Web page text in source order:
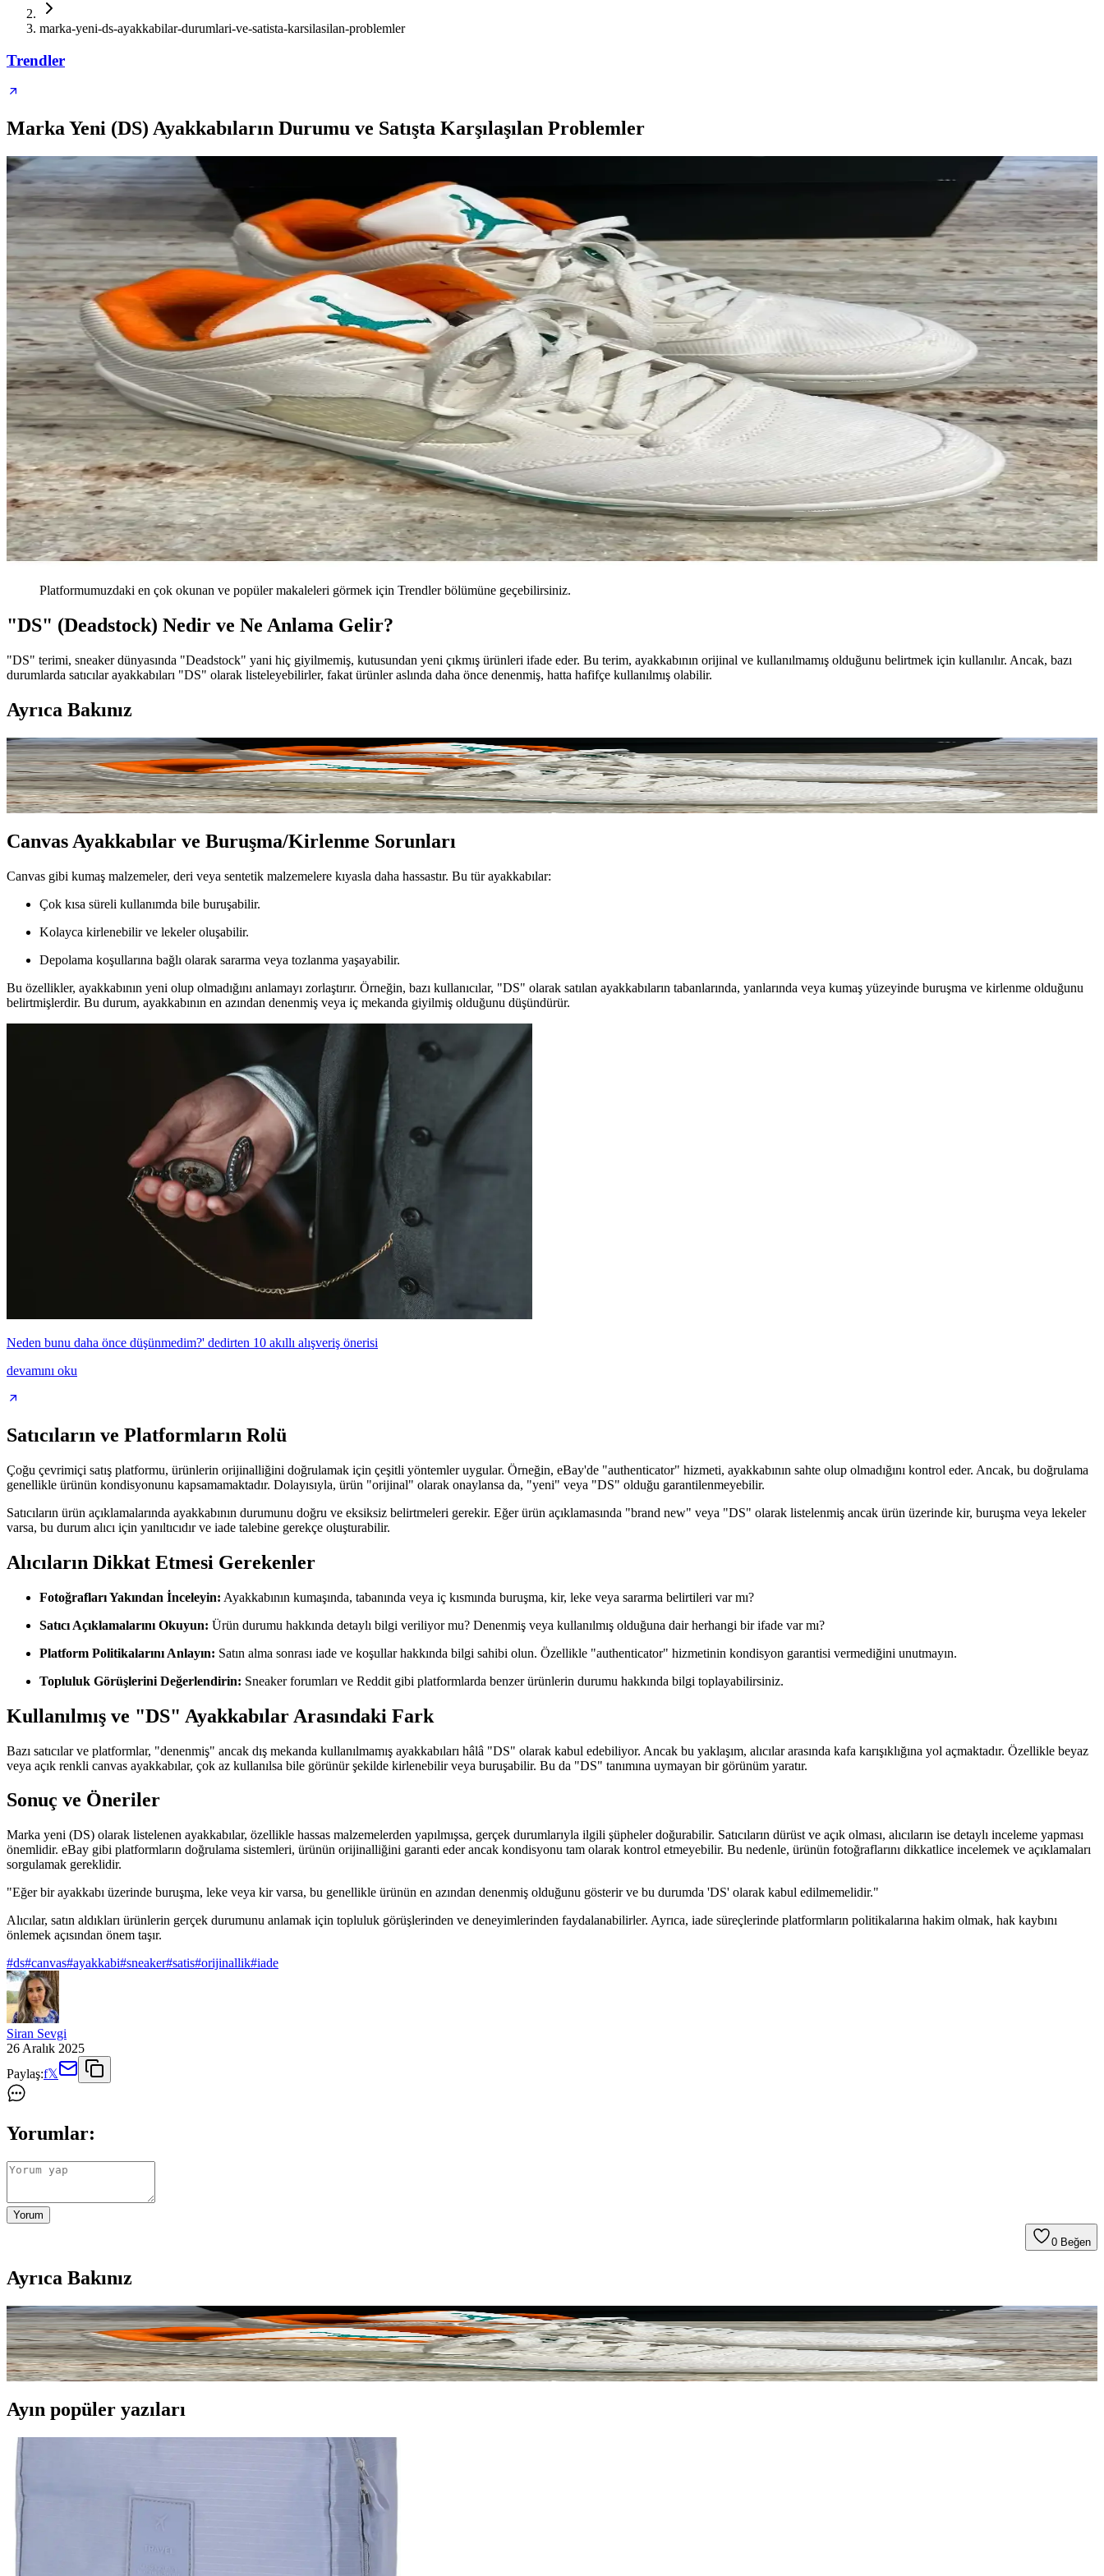
marka-yeni-ds-ayakkabilar-durumlari-ve-satista-karsilasilan-problemler
Trendler
Marka Yeni (DS) Ayakkabıların Durumu ve Satışta Karşılaşılan Problemler
Platformumuzdaki en çok okunan ve popüler makaleleri görmek için Trendler bölümüne geçebilirsiniz.
"DS" (Deadstock) Nedir ve Ne Anlama Gelir?
"DS" terimi, sneaker dünyasında "Deadstock" yani hiç giyilmemiş, kutusundan yeni çıkmış ürünleri ifade eder. Bu terim, ayakkabının orijinal ve kullanılmamış olduğunu belirtmek için kullanılır. Ancak, bazı
durumlarda satıcılar ayakkabıları "DS" olarak listeleyebilirler, fakat ürünler aslında daha önce denenmiş, hatta hafifçe kullanılmış olabilir.
Ayrıca Bakınız
Marka Yeni (DS) Ayakkabılar: Durumları ve Satışta Karşılaşılan Problemler
Marka yeni (DS) ayakkabılar, özellikle canvas malzemelerde buruşma ve kirlenme nedeniyle gerçek durumlarıyla ilgili şüpheler yaratıyor. Satıcıların dürüstlüğü ve alıcıların dikkatli incelemesi önem taşıyor.
Canvas Ayakkabılar ve Buruşma/Kirlenme Sorunları
Canvas gibi kumaş malzemeler, deri veya sentetik malzemelere kıyasla daha hassastır. Bu tür ayakkabılar:
Çok kısa süreli kullanımda bile buruşabilir.
Kolayca kirlenebilir ve lekeler oluşabilir.
Depolama koşullarına bağlı olarak sararma veya tozlanma yaşayabilir.
Bu özellikler, ayakkabının yeni olup olmadığını anlamayı zorlaştırır. Örneğin, bazı kullanıcılar, "DS" olarak satılan ayakkabıların tabanlarında, yanlarında veya kumaş yüzeyinde buruşma ve kirlenme olduğunu
belirtmişlerdir. Bu durum, ayakkabının en azından denenmiş veya iç mekanda giyilmiş olduğunu düşündürür.
Neden bunu daha önce düşünmedim?' dedirten 10 akıllı alışveriş önerisi
devamını oku
Satıcıların ve Platformların Rolü
Çoğu çevrimiçi satış platformu, ürünlerin orijinalliğini doğrulamak için çeşitli yöntemler uygular. Örneğin, eBay'de "authenticator" hizmeti, ayakkabının sahte olup olmadığını kontrol eder. Ancak, bu doğrulama
genellikle ürünün kondisyonunu kapsamamaktadır. Dolayısıyla, ürün "orijinal" olarak onaylansa da, "yeni" veya "DS" olduğu garantilenmeyebilir.
Satıcıların ürün açıklamalarında ayakkabının durumunu doğru ve eksiksiz belirtmeleri gerekir. Eğer ürün açıklamasında "brand new" veya "DS" olarak listelenmiş ancak ürün üzerinde kir, buruşma veya lekeler
varsa, bu durum alıcı için yanıltıcıdır ve iade talebine gerekçe oluşturabilir.
Alıcıların Dikkat Etmesi Gerekenler
Fotoğrafları Yakından İnceleyin: Ayakkabının kumaşında, tabanında veya iç kısmında buruşma, kir, leke veya sararma belirtileri var mı?
Satıcı Açıklamalarını Okuyun: Ürün durumu hakkında detaylı bilgi veriliyor mu? Denenmiş veya kullanılmış olduğuna dair herhangi bir ifade var mı?
Platform Politikalarını Anlayın: Satın alma sonrası iade ve koşullar hakkında bilgi sahibi olun. Özellikle "authenticator" hizmetinin kondisyon garantisi vermediğini unutmayın.
Topluluk Görüşlerini Değerlendirin: Sneaker forumları ve Reddit gibi platformlarda benzer ürünlerin durumu hakkında bilgi toplayabilirsiniz.
Kullanılmış ve "DS" Ayakkabılar Arasındaki Fark
Bazı satıcılar ve platformlar, "denenmiş" ancak dış mekanda kullanılmamış ayakkabıları hâlâ "DS" olarak kabul edebiliyor. Ancak bu yaklaşım, alıcılar arasında kafa karışıklığına yol açmaktadır. Özellikle beyaz
veya açık renkli canvas ayakkabılar, çok az kullanılsa bile görünür şekilde kirlenebilir veya buruşabilir. Bu da "DS" tanımına uymayan bir görünüm yaratır.
Sonuç ve Öneriler
Marka yeni (DS) olarak listelenen ayakkabılar, özellikle hassas malzemelerden yapılmışsa, gerçek durumlarıyla ilgili şüpheler doğurabilir. Satıcıların dürüst ve açık olması, alıcıların ise detaylı inceleme yapması
önemlidir. eBay gibi platformların doğrulama sistemleri, ürünün orijinalliğini garanti eder ancak kondisyonu tam olarak kontrol etmeyebilir. Bu nedenle, ürünün fotoğraflarını dikkatlice incelemek ve açıklamaları
sorgulamak gereklidir.
"Eğer bir ayakkabı üzerinde buruşma, leke veya kir varsa, bu genellikle ürünün en azından denenmiş olduğunu gösterir ve bu durumda 'DS' olarak kabul edilmemelidir."
Alıcılar, satın aldıkları ürünlerin gerçek durumunu anlamak için topluluk görüşlerinden ve deneyimlerinden faydalanabilirler. Ayrıca, iade süreçlerinde platformların politikalarına hakim olmak, hak kaybını
önlemek açısından önem taşır.
#ds#canvas#ayakkabi#sneaker#satis#orijinallik#iade
Siran Sevgi
26 Aralık 2025
Paylaş:f𝕏
Yorumlar:
Yorum
0 Beğen
Ayrıca Bakınız
Marka Yeni (DS) Ayakkabılar: Durumları ve Satışta Karşılaşılan Problemler
Marka yeni (DS) ayakkabılar, özellikle canvas malzemelerde buruşma ve kirlenme nedeniyle gerçek durumlarıyla ilgili şüpheler yaratıyor. Satıcıların dürüstlüğü ve alıcıların dikkatli incelemesi önem taşıyor.
Ayın popüler yazıları